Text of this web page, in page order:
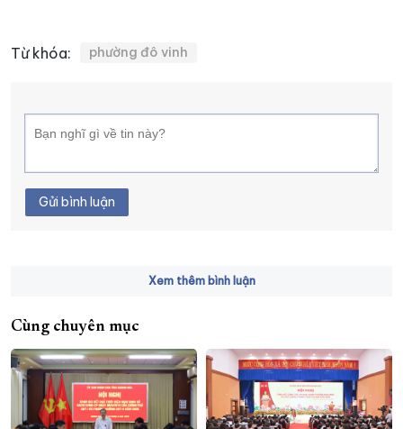
Từ khóa: phường đô vinh
Gửi bình luận
Xem thêm bình luận
Cùng chuyên mục